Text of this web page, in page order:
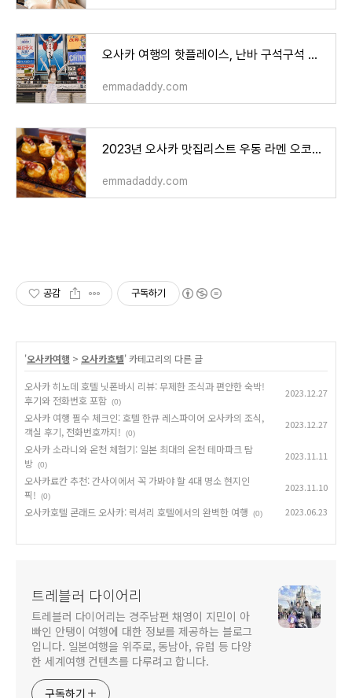
오사카 여행의 핫플레이스, 난바 구석구석 탐방 가이드
emmadaddy.com
2023년 오사카 맛집리스트 우동 라멘 오코노미야키 쿠시카츠 타코야키 등 완벽 정리
emmadaddy.com
공감 구독하기
'오사카여행 > 오사카호텔' 카테고리의 다른 글
오사카 히노데 호텔 닛폰바시 리뷰: 무제한 조식과 편안한 숙박!
후기와 전화번호 포함 (0)
2023.12.27
오사카 여행 필수 체크인: 호텔 한큐 레스파이어 오사카의 조식,
객실 후기, 전화번호까지!
(0)
2023.12.27
오사카 소라니와 온천 체험기: 일본 최대의 온천 테마파크 탐
방 (0)
2023.11.11
오사카료칸 추천: 간사이에서 꼭 가봐야 할 4대 명소 현지인
픽!
(0)
2023.11.10
오사카호텔 콘래드 오사카: 럭셔리 호텔에서의 완벽한 여행 (0) 2023.06.23
트레블러 다이어리
트레블러 다이어리는 경주남편 채영이 지민이 아
빠인 안탱이 여행에 대한 정보를 제공하는 블로그
입니다. 일본여행을 위주로, 동남아, 유럽 등 다양
한 세계여행 컨텐츠를 다루려고 합니다.
구독하기